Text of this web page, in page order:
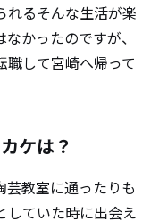
れるそんな生活が楽
かったのですが、
職して宮崎へ帰って
ケは？
教室に通ったりも
していた時に出会え